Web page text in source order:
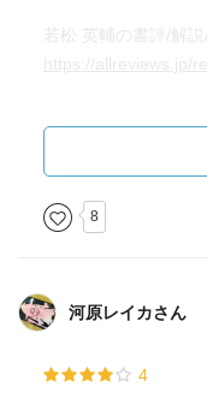
若松 英輔の書評/解
https://
ＮＨＫ出版 学びの
入門 | NHK出版
-----------------------------
(Marcieさん)marcie's
8
河原レイカさん
4